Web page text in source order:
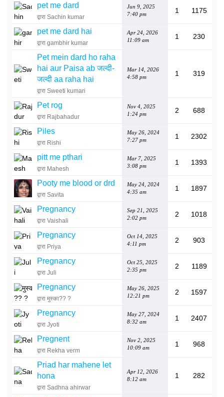
pet me dard
द्वारा Sachin kumar
Jun 9, 2025
7:40 pm
1 1175
pet me dard hai
द्वारा gambhir kumar
Apr 24, 2026
11:09 am
1 230
Pet mein dard ho raha
hai aur Paisa ab जल्दी-
जल्दी aa raha hai
द्वारा Sweeti kumari
Mar 14, 2026
4:58 pm
1 319
Pet rog
द्वारा Rajbahadur
Nov 4, 2025
1:24 pm
2 688
Piles
द्वारा Rishi
May 26, 2024
7:27 pm
1 2302
pitt me pthari
द्वारा Mahesh
Mar 7, 2025
3:08 pm
1 1393
Pooty me blood or drd
द्वारा Savita
May 24, 2024
4:35 am
1 1897
Pregnancy
द्वारा Vaishali
Sep 21, 2025
2:02 pm
2 1018
Pregnancy
द्वारा Priya
Oct 14, 2025
4:11 pm
2 903
Pregnancy
द्वारा Juli
Oct 25, 2025
2:35 pm
2 1189
Pregnancy
द्वारा मुस्का?? ?
May 26, 2025
12:21 pm
2 1597
Pregnancy
द्वारा Jyoti
May 27, 2024
8:32 am
1 2407
Pregnent
द्वारा Rekha verm
Nov 2, 2025
10:09 am
1 968
Priad har mahene let
hona
द्वारा Sadhna ahirwar
Apr 12, 2026
8:12 am
1 282